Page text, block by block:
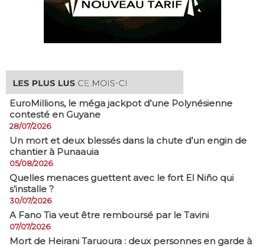
EuroMillions, ​le méga jackpot d’une Polynésienne
contesté en Guyane
28/07/2026
​Un mort et deux blessés dans la chute d’un engin de
chantier à Punaauia
05/08/2026
Quelles menaces guettent avec le fort El Niño qui
s’installe ?
30/07/2026
A Fano Tia veut être remboursé par le Tavini
07/07/2026
Mort de Heirani Taruoura : deux personnes en garde à